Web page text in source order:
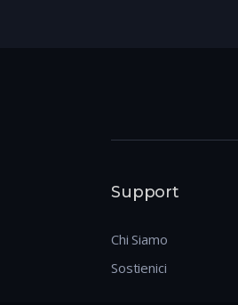
Support
Chi Siamo
Sostienici